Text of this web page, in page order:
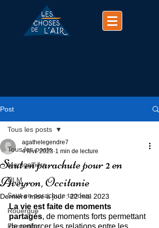
Post
Tous les posts
Montgolfière
ULM
Saut en parachute tandem
Rouergue
Formation
Tous les posts
Saut en parachute pour 2 en
Aveyron, Occitanie
agathelegendre7
4 févr. 2023 1 min de lecture
Dernière mise à jour :22 mai 2023
La vie est faite de moments
partagés, de moments forts permettant
de renforcer les relations entre les